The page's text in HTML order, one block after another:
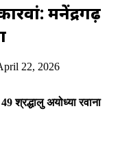
मनेंद्रगढ़
22, 2026
श्रद्धालु अयोध्या रवाना